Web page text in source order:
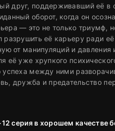
друг, поддерживавший её
оборот, когда он
— это не только триумф,
её карьеру ради
от манипуляций и давления
её уже хрупкого
между ними
дружба и предательство
серия в хорошем качестве